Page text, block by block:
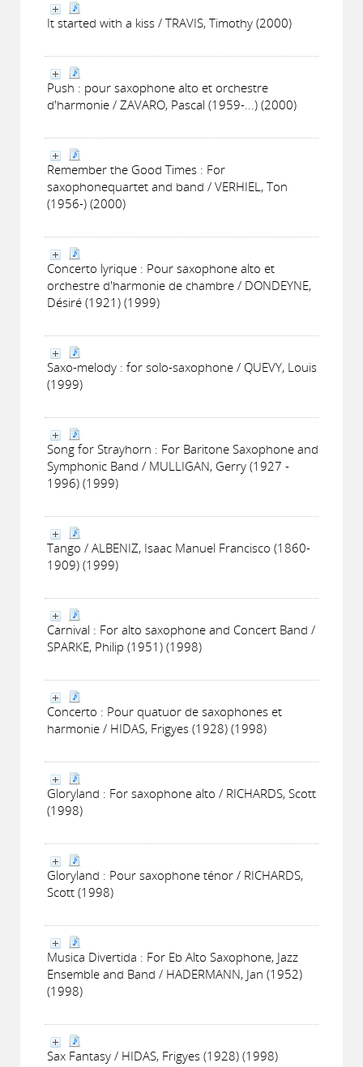
It started with a kiss / TRAVIS, Timothy (2000)
Push : pour saxophone alto et orchestre
d'harmonie / ZAVARO, Pascal (1959-...) (2000)
Remember the Good Times : For
saxophonequartet and band / VERHIEL, Ton
(1956-) (2000)
Concerto lyrique : Pour saxophone alto et
orchestre d'harmonie de chambre / DONDEYNE,
Désiré (1921) (1999)
Saxo-melody : for solo-saxophone / QUEVY, Louis
(1999)
Song for Strayhorn : For Baritone Saxophone and
Symphonic Band / MULLIGAN, Gerry (1927 -
1996) (1999)
Tango / ALBENIZ, Isaac Manuel Francisco (1860-
1909) (1999)
Carnival : For alto saxophone and Concert Band /
SPARKE, Philip (1951) (1998)
Concerto : Pour quatuor de saxophones et
harmonie / HIDAS, Frigyes (1928) (1998)
Gloryland : For saxophone alto / RICHARDS, Scott
(1998)
Gloryland : Pour saxophone ténor / RICHARDS,
Scott (1998)
Musica Divertida : For Eb Alto Saxophone, Jazz
Ensemble and Band / HADERMANN, Jan (1952)
(1998)
Sax Fantasy / HIDAS, Frigyes (1928) (1998)